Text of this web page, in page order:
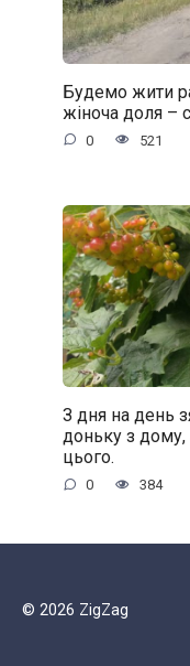
Будемо жити
жіноча доля –
0 521
З дня на день
доньку з дому,
цього.
0 384
© 2026 ZigZag